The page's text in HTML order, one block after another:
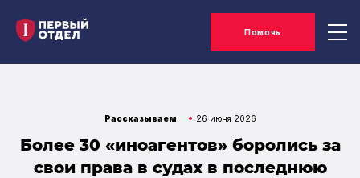
Помочь
Рассказываем 26 июня 2026
Более 30 «иноагентов» боролись за
свои права в судах в последнюю